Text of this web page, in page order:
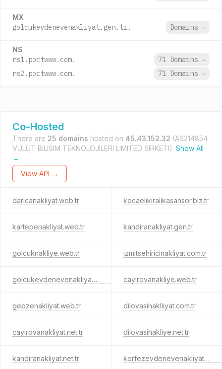
MX
golcukevdenevenakliyat.gen.tr. Domains →
NS
ns1.portwww.com. 71 Domains →
ns2.portwww.com.
71 Domains →
Co-Hosted
There are 25 domains hosted on 45.43.152.32 (AS214854
VULUT BILISIM TEKNOLOJILERI LIMITED SIRKETI). Show All
→
View API →
daricanakliyat.web.tr kocaelikiralikasansor.biz.tr
kartepenakliyat.web.tr kandiranakliyat.gen.tr
golcuknakliye.web.tr izmitsehiricinakliyat.com.tr
golcukevdenevenakliyat.gen.tr cayirovanakliye.web.tr
gebzenakliyat.web.tr dilovasinakliiyat.com.tr
cayirovanakliyat.net.tr dilovasinakliye.net.tr
kandiranakliyat.net.tr korfezevdenevenakliyat.net.tr